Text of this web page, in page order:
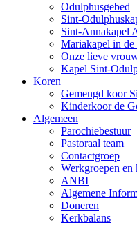
Odulphusgebed
Sint-
Sint-Annakapel
Mariakapel in
Onze lieve
Kapel Sint-
Koren
Gemengd koor
Kinderkoor de
Algemeen
Parochiebestuur
Pastoraal team
Contactgroep
Werkgroepen en
ANBI
Algemene
Doneren
Kerkbalans